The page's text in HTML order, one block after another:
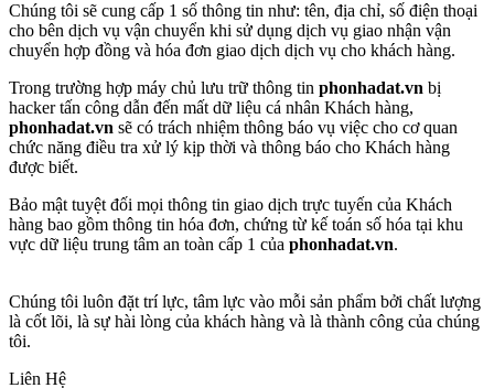
Chúng tôi sẽ cung cấp 1 số thông tin như: tên, địa chỉ, số điện thoại
cho bên dịch vụ vận chuyển khi sử dụng dịch vụ giao nhận vận
chuyển hợp đồng và hóa đơn giao dịch dịch vụ cho khách hàng.
Trong trường hợp máy chủ lưu trữ thông tin phonhadat.vn bị
hacker tấn công dẫn đến mất dữ liệu cá nhân Khách hàng,
phonhadat.vn sẽ có trách nhiệm thông báo vụ việc cho cơ quan
chức năng điều tra xử lý kịp thời và thông báo cho Khách hàng
được biết.
Bảo mật tuyệt đối mọi thông tin giao dịch trực tuyến của Khách
hàng bao gồm thông tin hóa đơn, chứng từ kế toán số hóa tại khu
vực dữ liệu trung tâm an toàn cấp 1 của phonhadat.vn.
Chúng tôi luôn đặt trí lực, tâm lực vào mỗi sản phẩm bởi chất lượng
là cốt lõi, là sự hài lòng của khách hàng và là thành công của chúng
tôi.
Liên Hệ